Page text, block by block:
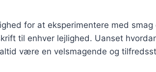
for at eksperimentere med
til enhver lejlighed. Uanset
være en velsmagende og